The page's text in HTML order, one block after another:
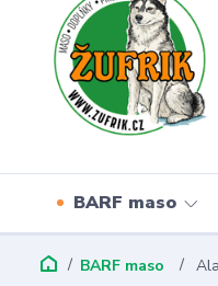
BARF maso
BARF maso